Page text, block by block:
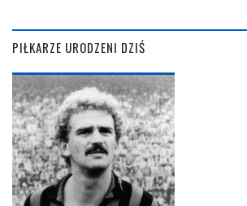
PIŁKARZE URODZENI DZIŚ